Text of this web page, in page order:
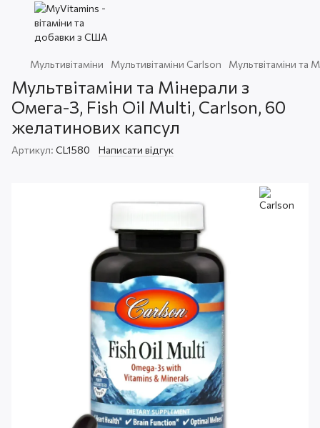
Мультивітаміни Мультивітаміни Carlson Мультвітаміни та
Мультвітаміни та Мінерали з
Омега-3, Fish Oil Multi, Carlson, 60
желатинових капсул
Артикул: CL1580 Написати відгук